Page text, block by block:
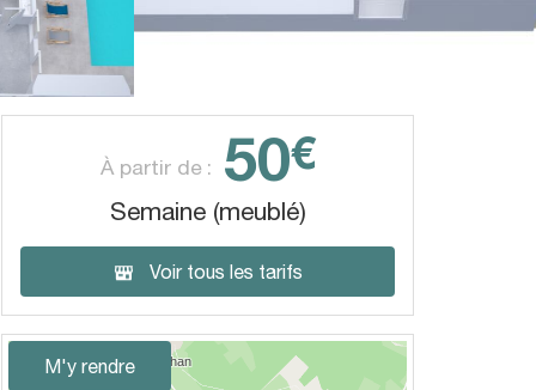
À partir de : 50€
Semaine (meublé)
Voir tous les tarifs
M'y rendre